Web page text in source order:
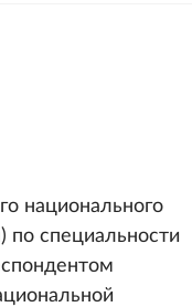
национального
по специальности